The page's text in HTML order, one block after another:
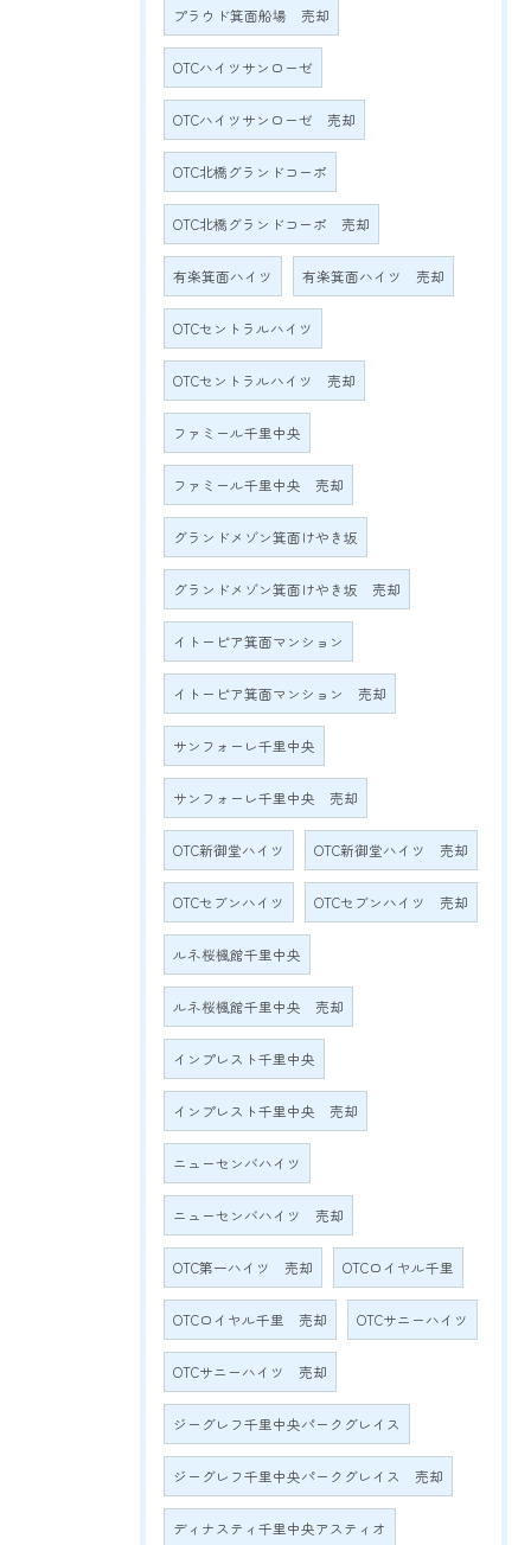
プラウド箕面船場 売却
OTCハイツサンローゼ
OTCハイツサンローゼ 売却
OTC北橋グランドコーポ
OTC北橋グランドコーポ 売却
有楽箕面ハイツ 有楽箕面ハイツ 売却
OTCセントラルハイツ
OTCセントラルハイツ 売却
ファミール千里中央
ファミール千里中央 売却
グランドメゾン箕面けやき坂
グランドメゾン箕面けやき坂 売却
イトーピア箕面マンション
イトーピア箕面マンション 売却
サンフォーレ千里中央
サンフォーレ千里中央 売却
OTC新御堂ハイツ OTC新御堂ハイツ 売却
OTCセブンハイツ OTCセブンハイツ 売却
ルネ桜楓館千里中央
ルネ桜楓館千里中央 売却
インプレスト千里中央
インプレスト千里中央 売却
ニューセンバハイツ
ニューセンバハイツ 売却
OTC第一ハイツ 売却 OTCロイヤル千里
OTCロイヤル千里 売却 OTCサニーハイツ
OTCサニーハイツ 売却
ジーグレフ千里中央パークグレイス
ジーグレフ千里中央パークグレイス 売却
ディナスティ千里中央アスティオ